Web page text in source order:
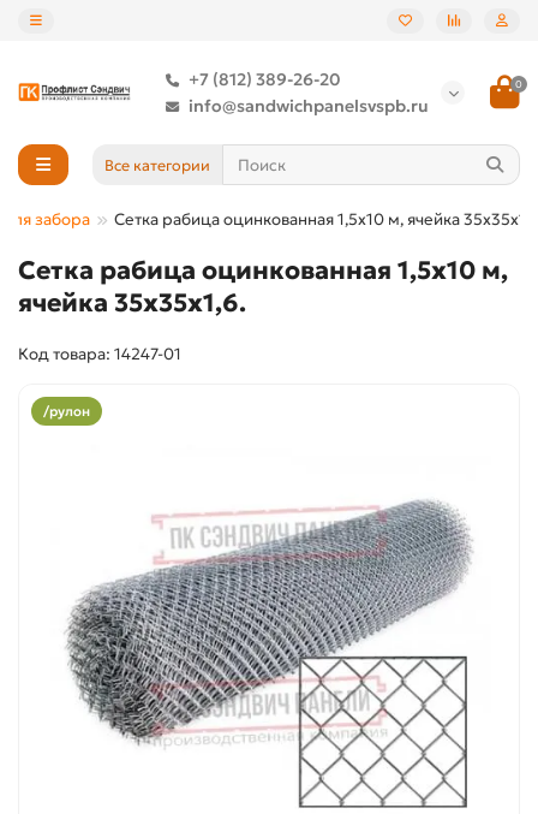
+7 (812) 389-26-20
info@sandwichpanelsvspb.ru
0
Все категории
забора Сетка рабица оцинкованная 1,5x10 м, ячейка
Сетка рабица оцинкованная 1,5x10 м,
ячейка 35x35x1,6.
Код товара: 14247-01
/рулон